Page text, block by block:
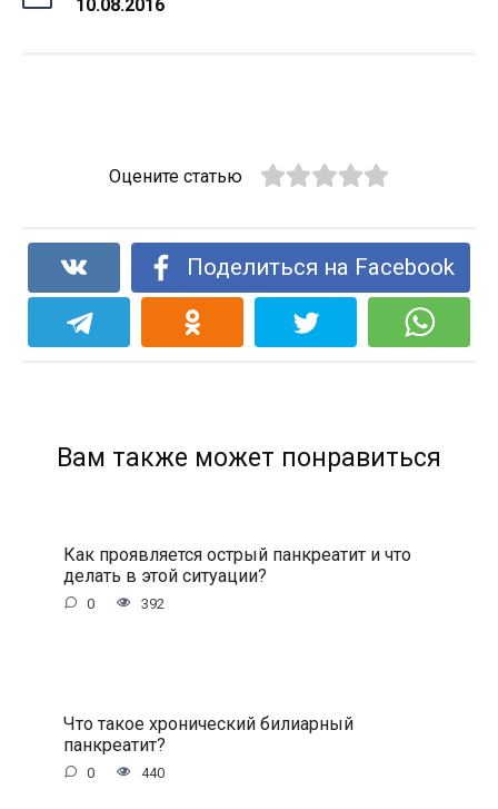
10.08.2016
Оцените статью
Поделиться на Facebook
Вам также может понравиться
Как проявляется острый панкреатит и что
делать в этой ситуации?
0 392
Что такое хронический билиарный
панкреатит?
0 440